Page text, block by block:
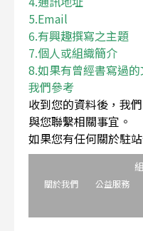
5.Email
6.有興趣撰寫之主題
7.個人或組織簡介
8.如果有曾經書寫過
我們參考
收到您的資料後，我
與您聯繫相關事宜。
如果您有任何關於駐
關於我們 公益服務